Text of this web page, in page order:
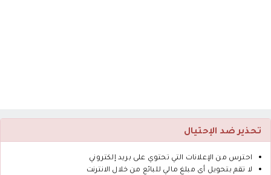
تحذير ضد الإحتيال
احترس من الإعلانات التي تحتوي على بريد إلكتروني
لا تقم بتحويل أى مبلغ مالي للبائع من خلال الانترنت